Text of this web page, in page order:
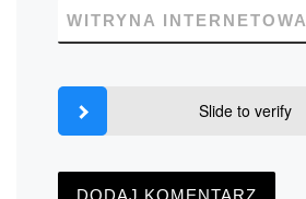
WITRYNA INTERNETOWA
Slide to verify